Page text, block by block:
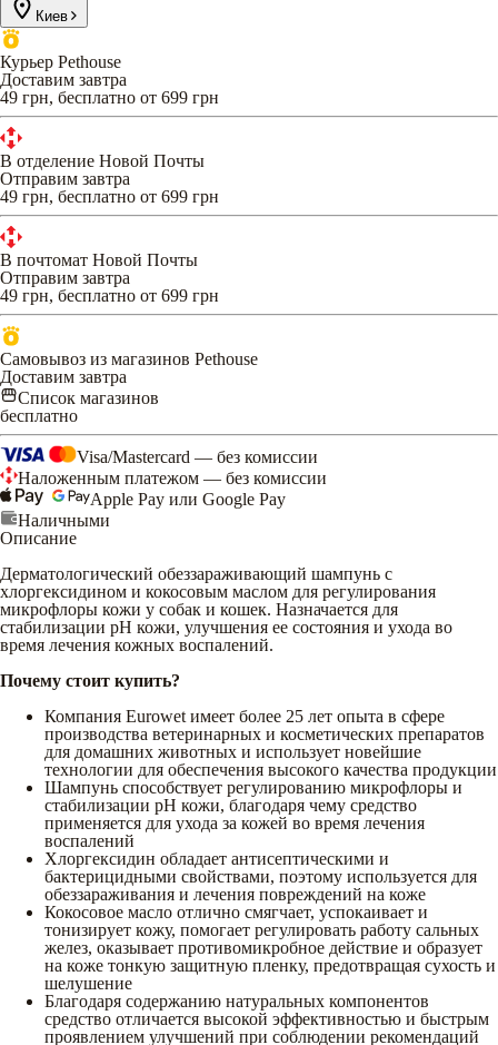
Киев
Курьер Pethouse
Доставим завтра
49 грн, бесплатно от 699 грн
В отделение Новой Почты
Отправим завтра
49 грн, бесплатно от 699 грн
В почтомат Новой Почты
Отправим завтра
49 грн, бесплатно от 699 грн
Самовывоз из магазинов Pethouse
Доставим завтра
Список магазинов
бесплатно
Visa/Mastercard — без комиссии
Наложенным платежом — без комиссии
Apple Pay или Google Pay
Наличными
Описание
Дерматологический обеззараживающий шампунь с
хлоргексидином и кокосовым маслом для регулирования
микрофлоры кожи у собак и кошек. Назначается для
стабилизации pH кожи, улучшения ее состояния и ухода во
время лечения кожных воспалений.
Почему стоит купить?
Компания Eurowet имеет более 25 лет опыта в сфере
производства ветеринарных и косметических препаратов
для домашних животных и использует новейшие
технологии для обеспечения высокого качества продукции
Шампунь способствует регулированию микрофлоры и
стабилизации pH кожи, благодаря чему средство
применяется для ухода за кожей во время лечения
воспалений
Хлоргексидин обладает антисептическими и
бактерицидными свойствами, поэтому используется для
обеззараживания и лечения повреждений на коже
Кокосовое масло отлично смягчает, успокаивает и
тонизирует кожу, помогает регулировать работу сальных
желез, оказывает противомикробное действие и образует
на коже тонкую защитную пленку, предотвращая сухость и
шелушение
Благодаря содержанию натуральных компонентов
средство отличается высокой эффективностью и быстрым
проявлением улучшений при соблюдении рекомендаций